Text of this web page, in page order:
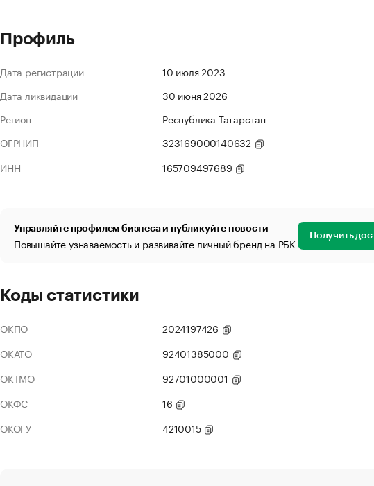
Профиль
Дата регистрации
10 июля 2023
Дата ликвидации
30 июня 2026
Регион
Республика Татарстан
ОГРНИП
323169000140632
ИНН
165709497689
Управляйте профилем бизнеса и публикуйте новости
Повышайте узнаваемость и развивайте личный бренд на РБК Получить
Коды статистики
ОКПО
2024197426
ОКАТО
92401385000
ОКТМО
92701000001
ОКФС
16
ОКОГУ
4210015